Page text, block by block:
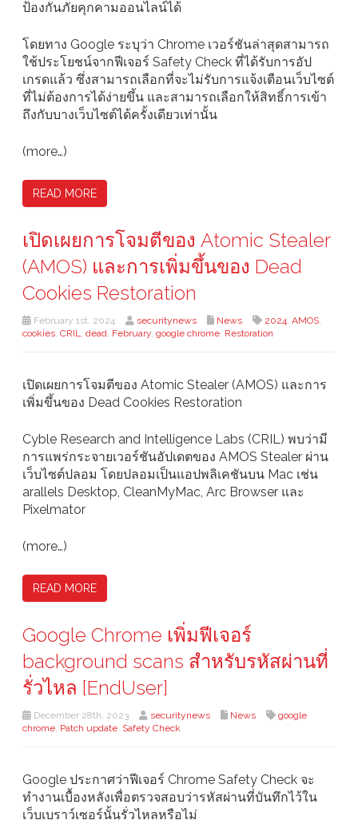
ป้องกันภัยคุกคามออนไลน์ได้
โดยทาง Google ระบุว่า Chrome เวอร์ชันล่าสุดสามารถ
ใช้ประโยชน์จากฟีเจอร์ Safety Check ที่ได้รับการอัป
เกรดแล้ว ซึ่งสามารถเลือกที่จะไม่รับการแจ้งเตือนเว็บไซต์
ที่ไม่ต้องการได้ง่ายขึ้น และสามารถเลือกให้สิทธิ์การเข้า
ถึงกับบางเว็บไซต์ได้ครั้งเดียวเท่านั้น
(more…)
READ MORE
เปิดเผยการโจมตีของ Atomic Stealer
(AMOS) และการเพิ่มขึ้นของ Dead
Cookies Restoration
February 1st, 2024 securitynews News 2024, AMOS,
cookies, CRIL, dead, February, google chrome, Restoration
เปิดเผยการโจมตีของ Atomic Stealer (AMOS) และการ
เพิ่มขึ้นของ Dead Cookies Restoration
Cyble Research and Intelligence Labs (CRIL) พบว่ามี
การแพร่กระจายเวอร์ชันอัปเดตของ AMOS Stealer ผ่าน
เว็บไซต์ปลอม โดยปลอมเป็นแอปพลิเคชันบน Mac เช่น
arallels Desktop, CleanMyMac, Arc Browser และ
Pixelmator
(more…)
READ MORE
Google Chrome เพิ่มฟีเจอร์
background scans สำหรับรหัสผ่านที่
รั่วไหล [EndUser]
December 28th, 2023 securitynews News
google
chrome, Patch update, Safety Check
Google ประกาศว่าฟีเจอร์ Chrome Safety Check จะ
ทำงานเบื้องหลังเพื่อตรวจสอบว่ารหัสผ่านที่บันทึกไว้ใน
เว็บเบราว์เซอร์นั้นรั่วไหลหรือไม่